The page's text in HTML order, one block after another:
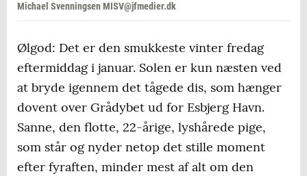
Michael Svenningsen MISV@jfmedier.dk
Ølgod: Det er den smukkeste vinter fredag
eftermiddag i januar. Solen er kun næsten ved
at bryde igennem det tågede dis, som hænger
dovent over Grådybet ud for Esbjerg Havn.
Sanne, den flotte, 22-årige, lyshårede pige,
som står og nyder netop det stille moment
efter fyraften, minder mest af alt om den